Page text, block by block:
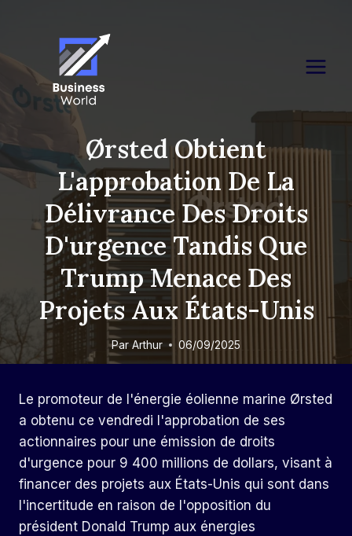
Ørsted Obtient
L'approbation De La
Délivrance Des Droits
D'urgence Tandis Que
Trump Menace Des
Projets Aux États-Unis
Par Arthur 06/09/2025
Le promoteur de l'énergie éolienne marine Ørsted
a obtenu ce vendredi l'approbation de ses
actionnaires pour une émission de droits
d'urgence pour 9 400 millions de dollars, visant à
financer des projets aux États-Unis qui sont dans
l'incertitude en raison de l'opposition du
président Donald Trump aux énergies